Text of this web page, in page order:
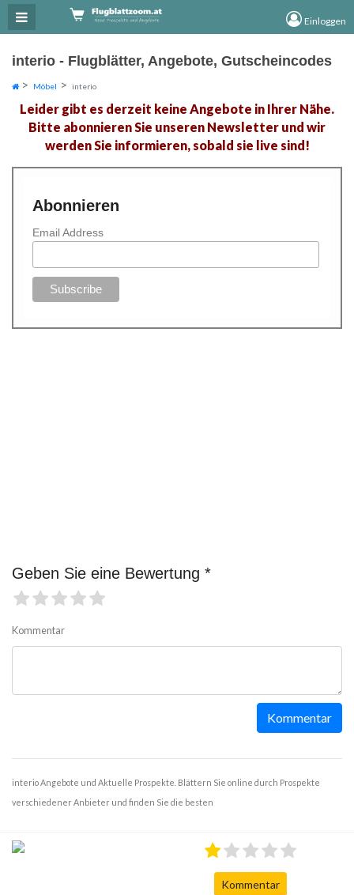
Einloggen
Kommentar
interio - Flugblätter, Angebote, Gutscheincodes
Möbel interio
Leider gibt es derzeit keine Angebote in Ihrer Nähe.
Bitte abonnieren Sie unseren Newsletter und wir
werden Sie informieren, sobald sie live sind!
Abonnieren
Email Address
Geben Sie eine Bewertung *
Kommentar
Kommentar
interio Angebote und Aktuelle Prospekte. Blättern Sie online durch Prospekte
verschiedener Anbieter und finden Sie die besten